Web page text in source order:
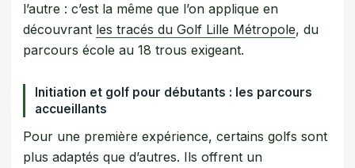
l’autre : c’est la même que l’on applique en
découvrant les tracés du Golf Lille Métropole, du
parcours école au 18 trous exigeant.
Initiation et golf pour débutants : les parcours
accueillants
Pour une première expérience, certains golfs sont
plus adaptés que d’autres. Ils offrent un